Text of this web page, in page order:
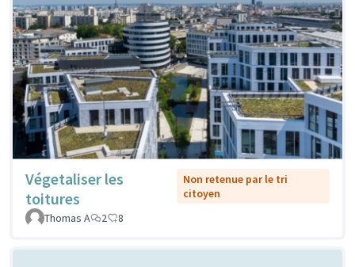
Végetaliser les
toitures
Non retenue par le tri
citoyen
Thomas A
2 8